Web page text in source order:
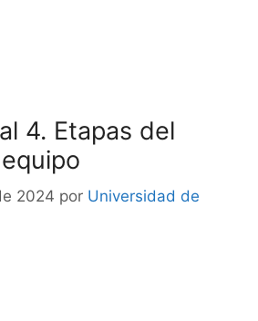
4. Etapas del
2024 por Universidad de